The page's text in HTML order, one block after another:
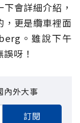
會詳細介紹，
更是纜車裡面
。雖說下午
呀！
內外大事
訂閱